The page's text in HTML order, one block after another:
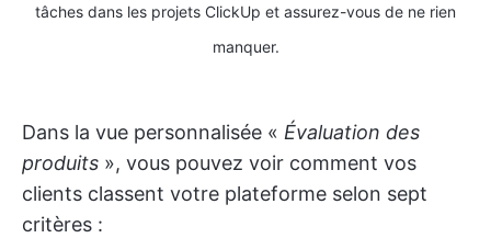
tâches dans les projets ClickUp et assurez-vous de ne rien
manquer.
Dans la vue personnalisée « Évaluation des
produits », vous pouvez voir comment vos
clients classent votre plateforme selon sept
critères :